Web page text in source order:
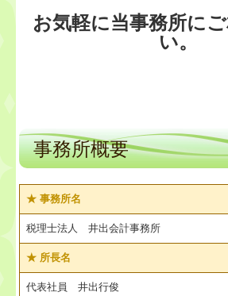
お気軽に当事務所に
い。
事務所概要
★ 事務所名
税理士法人 井出会計事務所
★ 所長名
代表社員 井出行俊